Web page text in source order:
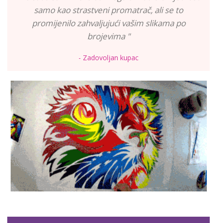
samo kao strastveni promatrač, ali se to
promijenilo zahvaljujući vašim slikama po
brojevima "
- Zadovoljan kupac